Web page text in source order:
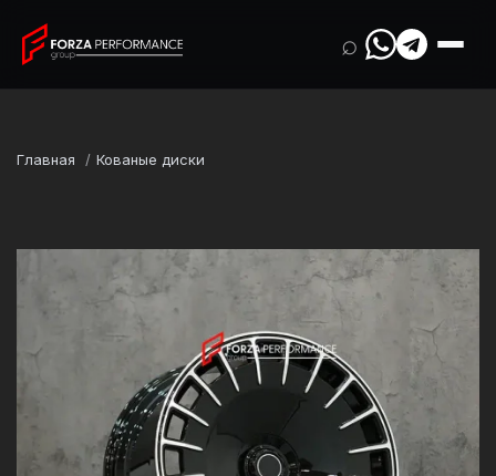
⌕
Главная Кованые диски
Марка
Mercedes-Benz